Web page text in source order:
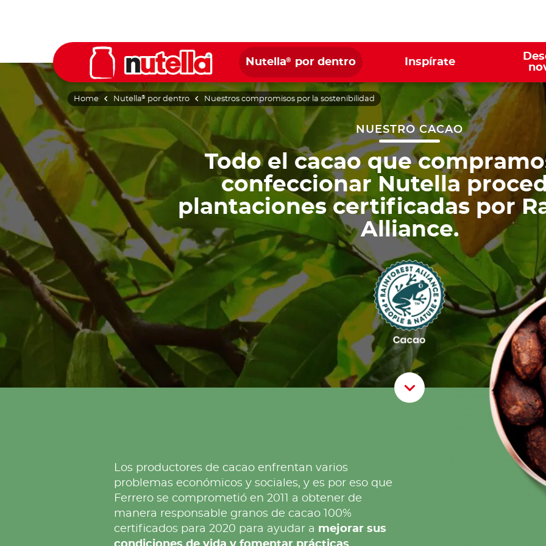
Nutella® por dentro Inspírate
Home Nutella® por dentro Nuestros compromisos por la sostenibilidad
NUESTRO CACAO
Todo el cacao que
confeccionar Nutella
plantaciones certificadas por
Alliance.
Scroll
Los productores de cacao enfrentan varios
problemas económicos y sociales, y es por eso que
Ferrero se comprometió en 2011 a obtener de
manera responsable granos de cacao 100%
certificados para 2020 para ayudar a mejorar sus